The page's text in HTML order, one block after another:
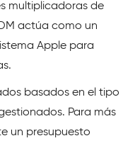
multiplicadoras de
actúa como un
Apple para
basados en el tipo
Para más
un presupuesto